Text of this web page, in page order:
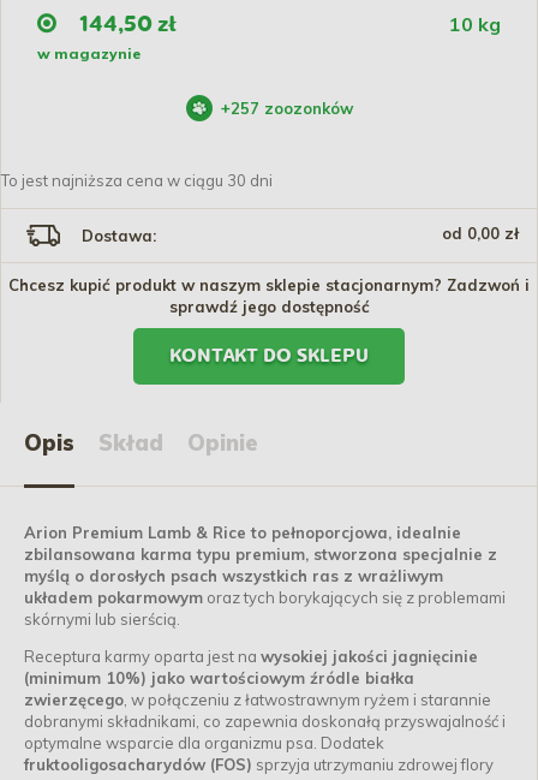
144,50 zł 10 kg
w magazynie
+257 zoozonków
To jest najniższa cena w ciągu 30 dni
Dostawa: od 0,00 zł
Chcesz kupić produkt w naszym sklepie stacjonarnym? Zadzwoń i
sprawdź jego dostępność
KONTAKT DO SKLEPU
Opis Skład Opinie
Arion Premium Lamb & Rice to pełnoporcjowa, idealnie
zbilansowana karma typu premium, stworzona specjalnie z
myślą o dorosłych psach wszystkich ras z wrażliwym
układem pokarmowym oraz tych borykających się z problemami
skórnymi lub sierścią.
Receptura karmy oparta jest na wysokiej jakości jagnięcinie
(minimum 10%) jako wartościowym źródle białka
zwierzęcego , w połączeniu z łatwostrawnym ryżem i starannie
dobranymi składnikami, co zapewnia doskonałą przyswajalność i
optymalne wsparcie dla organizmu psa. Dodatek
fruktooligosacharydów (FOS) sprzyja utrzymaniu zdrowej flory